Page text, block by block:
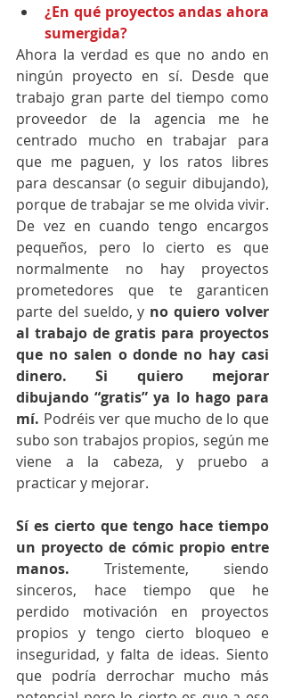
¿En qué proyectos andas ahora
sumergida?
Ahora la verdad es que no ando en
ningún proyecto en sí. Desde que
trabajo gran parte del tiempo como
proveedor de la agencia me he
centrado mucho en trabajar para
que me paguen, y los ratos libres
para descansar (o seguir dibujando),
porque de trabajar se me olvida vivir.
De vez en cuando tengo encargos
pequeños, pero lo cierto es que
normalmente no hay proyectos
prometedores que te garanticen
parte del sueldo, y no quiero volver
al trabajo de gratis para proyectos
que no salen o donde no hay casi
dinero. Si quiero mejorar
dibujando “gratis” ya lo hago para
mí. Podréis ver que mucho de lo que
subo son trabajos propios, según me
viene a la cabeza, y pruebo a
practicar y mejorar.
Sí es cierto que tengo hace tiempo
un proyecto de cómic propio entre
manos. Tristemente, siendo
sinceros, hace tiempo que he
perdido motivación en proyectos
propios y tengo cierto bloqueo e
inseguridad, y falta de ideas. Siento
que podría derrochar mucho más